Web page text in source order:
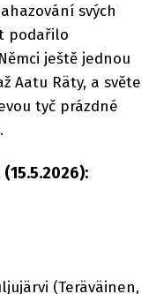
svých
podařilo
ještě jednou
Aatu Räty, a světe
tyč prázdné
(Teräväinen,